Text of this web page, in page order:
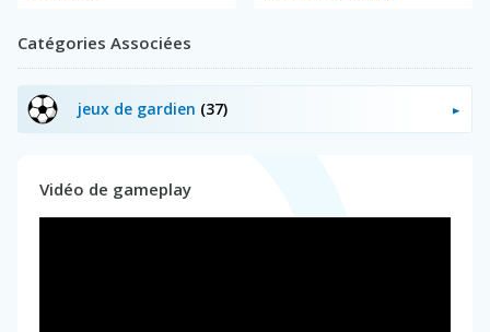
Catégories Associées
jeux de gardien (37)
Vidéo de gameplay